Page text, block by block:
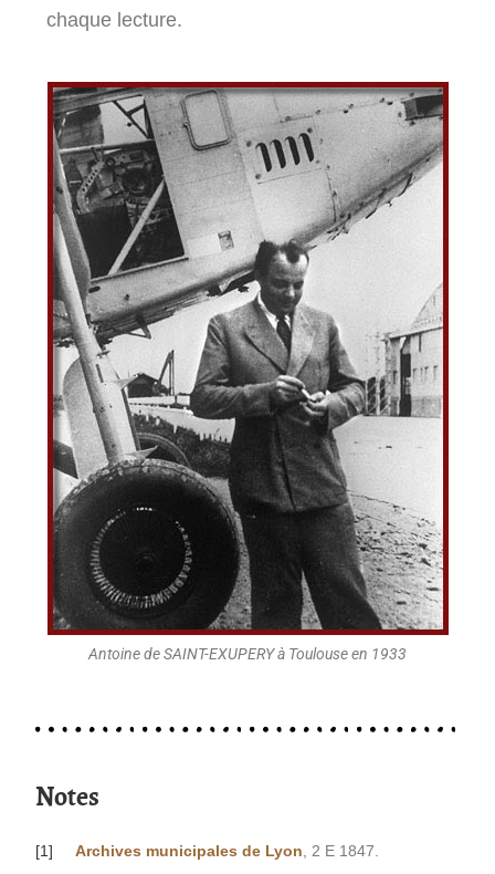
chaque lecture.
Antoine de SAINT-EXUPERY à Toulouse en 1933
Notes
[1] Archives municipales de Lyon, 2 E 1847.